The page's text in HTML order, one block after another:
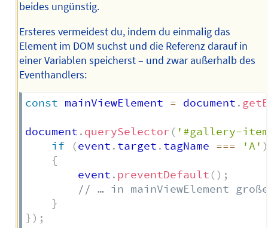
beides ungünstig.
Ersteres vermeidest du, indem du einmalig das
Element im DOM suchst und die Referenz darauf in
einer Variablen speicherst – und zwar außerhalb des
Eventhandlers:
const mainViewElement = document .
document . querySelector ( '#gallery-
if
(event . target . tagName === 'A' )
{
		event
. preventDefault () ;
// … in mainViewElement
}
}) ;